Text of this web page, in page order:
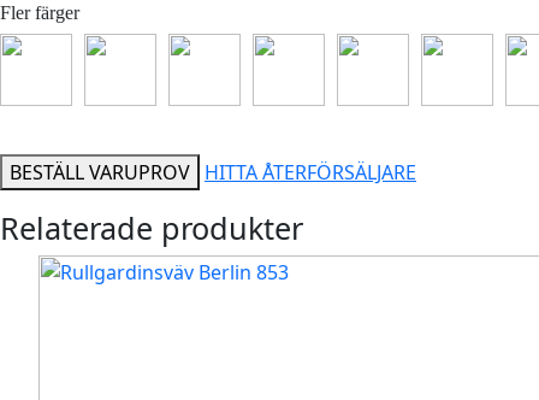
Fler färger
BESTÄLL VARUPROV HITTA ÅTERFÖRSÄLJARE
Relaterade produkter